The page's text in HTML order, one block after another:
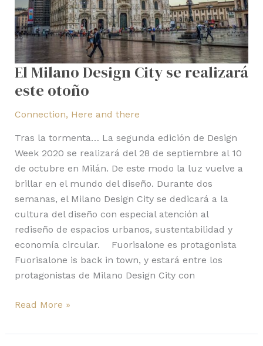
El Milano Design City se realizará
este otoño
Connection, Here and there
Tras la tormenta… La segunda edición de Design
Week 2020 se realizará del 28 de septiembre al 10
de octubre en Milán. De este modo la luz vuelve a
brillar en el mundo del diseño. Durante dos
semanas, el Milano Design City se dedicará a la
cultura del diseño con especial atención al
rediseño de espacios urbanos, sustentabilidad y
economía circular. Fuorisalone es protagonista
Fuorisalone is back in town, y estará entre los
protagonistas de Milano Design City con
otoño
Read More »